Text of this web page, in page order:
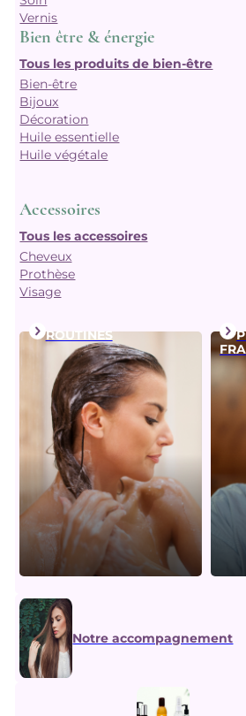
Vernis
Bien être & énergie
Tous les produits de bien-être
Bien-être
Bijoux
Décoration
Huile essentielle
Huile végétale
Accessoires
Tous les accessoires
Cheveux
Prothèse
Visage
ROUTINES
Notre accompagnement